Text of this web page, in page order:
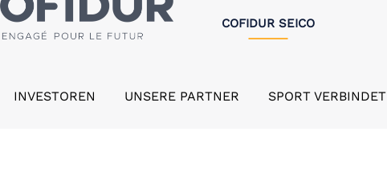
COFIDUR SEICO
INVESTOREN UNSERE PARTNER SPORT VERBINDET